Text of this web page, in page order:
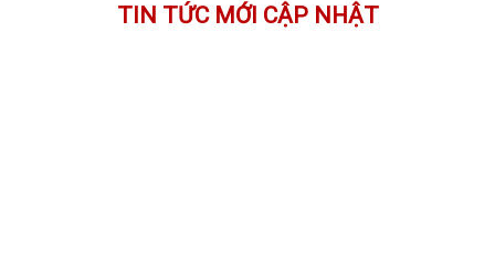
TIN TỨC MỚI CẬP NHẬT